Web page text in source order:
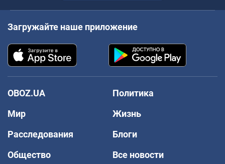
Загружайте наше приложение
OBOZ.UA
Политика
Мир
Жизнь
Расследования
Блоги
Общество
Все новости